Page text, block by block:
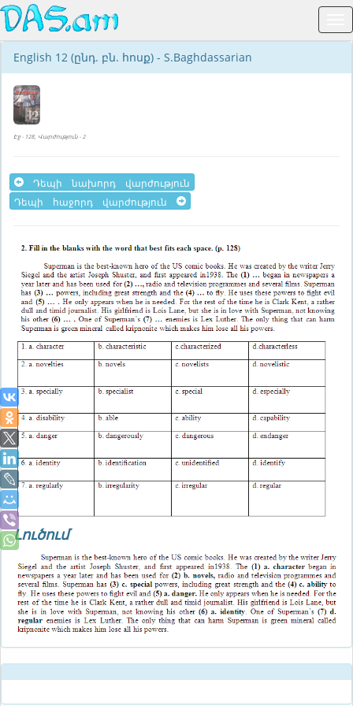
English 12 (ընդ. բն. հոսք) - S.Baghdassarian
Էջ - 128, Վարժություն - 2
Դեպի նախորդ վարժություն
Դեպի հաջորդ վարժություն
Լուծում